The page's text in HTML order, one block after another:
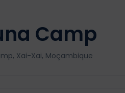
Camp
Xai-Xai, Moçambique